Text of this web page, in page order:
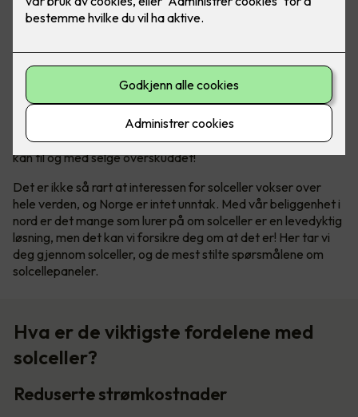
Solceller er en bærekraftig energikilde, som hjelper både
ypperlig for solcellepanel!
Bli din egen strømprodusent
Solenergi har blitt en stadig mer populær og bærekraftig
energikilde. Ikke bare produserer man sin egen energi, man
kan til og med selge overskuddet!
Det er ikke så rart at interessen for solceller vokser over
hele verden, og Norge er intet unntak. Med vår beliggenhet i
nord er det mange som lurer på om solceller er en levedyktig
løsning, men det kan vi forsikre deg om at det er! Her tar vi
deg gjennom solceller, og de mest stilte spørsmålene om
solcellepaneler.
Hva er de viktigste fordelene med
solceller?
Reduserte strømkostnader